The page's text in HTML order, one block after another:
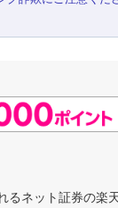
ネット証券の